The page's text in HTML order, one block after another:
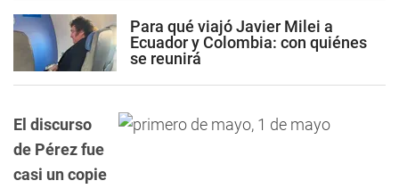
Para qué viajó Javier Milei a
Ecuador y Colombia: con quiénes
se reunirá
El discurso
de Pérez fue
casi un copie